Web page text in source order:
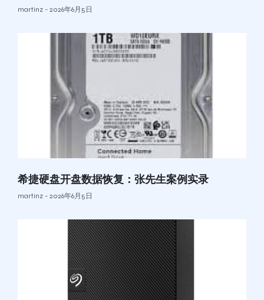
martinz 2026年6月5日
希捷硬盘开盘数据恢复：张先生案例实录
martinz 2026年6月5日